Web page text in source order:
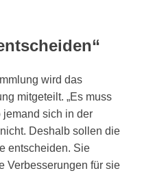
wird das
mitgeteilt. „Es muss
sich in der
Deshalb sollen die
entscheiden. Sie
Verbesserungen für sie